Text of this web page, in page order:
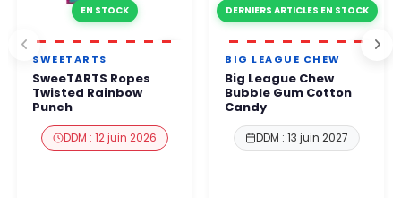
EN STOCK
SWEETARTS
SweeTARTS Ropes
Twisted Rainbow
Punch
DDM : 12 juin 2026
DERNIERS ARTICLES EN STOCK
BIG LEAGUE CHEW
Big League Chew
Bubble Gum Cotton
Candy
DDM : 13 juin 2027